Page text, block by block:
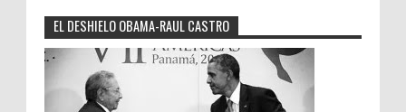
EL DESHIELO OBAMA-RAUL CASTRO